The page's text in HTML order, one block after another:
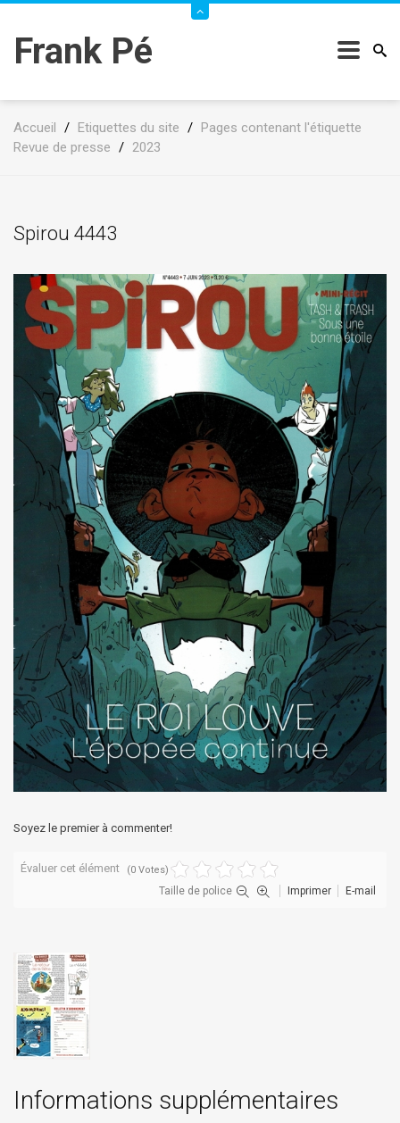
Frank Pé
Accueil / Etiquettes du site / Pages contenant l'étiquette
Revue de presse / 2023
Spirou 4443
Soyez le premier à commenter!
Évaluer cet élément (0 Votes)
Taille de police Imprimer E-mail
Informations supplémentaires